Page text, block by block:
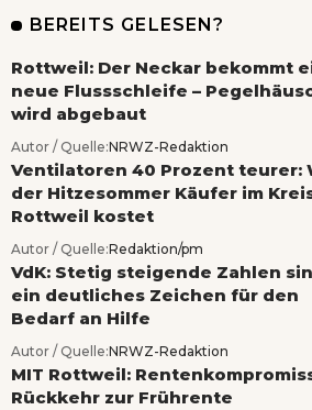
BEREITS GELESEN?
Rottweil: Der Neckar bekommt
neue Flussschleife –
wird abgebaut
Autor / Quelle:NRWZ-Redaktion
Ventilatoren 40 Prozent teurer:
der Hitzesommer Käufer im
Rottweil kostet
Autor / Quelle:Redaktion/pm
VdK: Stetig steigende Zahlen
ein deutliches Zeichen für den
Bedarf an Hilfe
Autor / Quelle:NRWZ-Redaktion
MIT Rottweil:
Rückkehr zur Frührente